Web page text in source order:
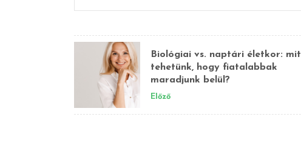
Biológiai vs. naptári életkor: mit
tehetünk, hogy fiatalabbak
maradjunk belül?
Előző